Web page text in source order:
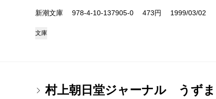
新潮文庫 978-4-10-137905-0 473円 1999/03/02
文庫
村上朝日堂ジャーナル うず